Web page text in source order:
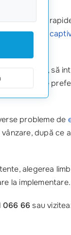
aplicații
lansajocuri
Store!
, să
de iPhone
probleme de
după ce
alegerea
la implementare.
066 66sau